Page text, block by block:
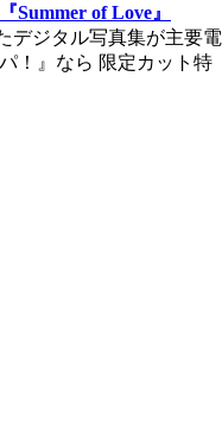
of Love』
デジタル写真集が主要電
！』なら 限定カット特